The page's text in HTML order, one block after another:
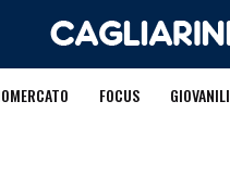
FOCUS GIOVANILI